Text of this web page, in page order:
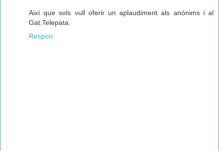
Així que sols vull oferir un aplaudiment als anònims i al
Gat.Telepata.
Respon